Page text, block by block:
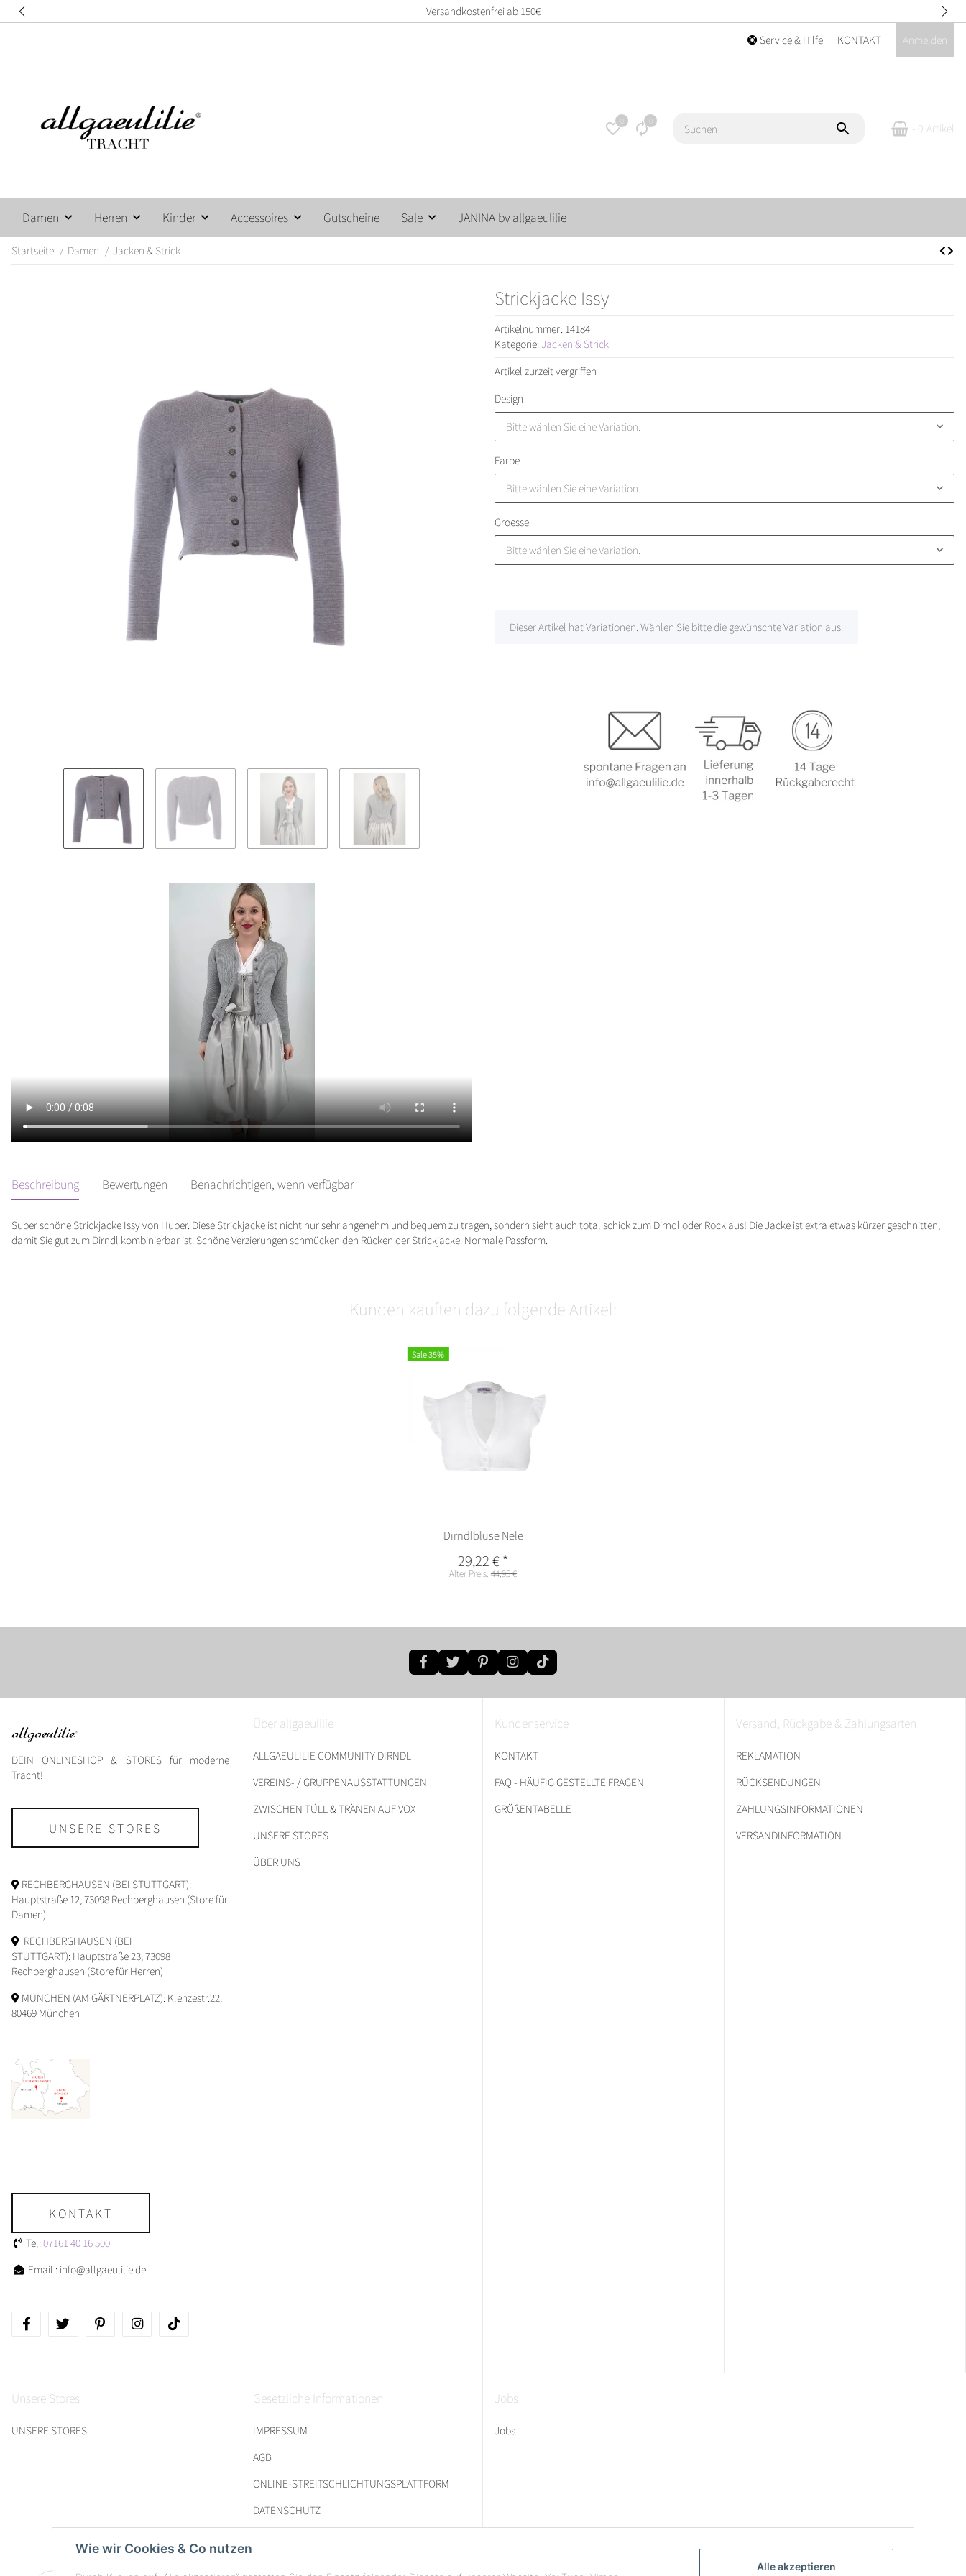
14 Tage unkompliziertes Rückgaberecht
Service & Hilfe
KONTAKT Anmelden
- 0 Artikel
Damen Herren Kinder Accessoires Gutscheine Sale JANINA by allgaeulilie
Startseite Damen Jacken & Strick
Strickjacke Issy
Artikelnummer: 14184
Kategorie: Jacken & Strick
Artikel zurzeit vergriffen
Design
Bitte wählen Sie eine Variation.
Farbe
Bitte wählen Sie eine Variation.
Groesse
Bitte wählen Sie eine Variation.
xDieser Artikel hat Variationen. Wählen Sie bitte die gewünschte Variation aus.
Beschreibung Bewertungen Benachrichtigen, wenn verfügbar
Super schöne Strickjacke Issy von Huber. Diese Strickjacke ist nicht nur sehr angenehm und bequem zu tragen, sondern sieht auch total schick zum Dirndl oder Rock aus! Die Jacke ist extra etwas kürzer geschnitten,
damit Sie gut zum Dirndl kombinierbar ist. Schöne Verzierungen schmücken den Rücken der Strickjacke. Normale Passform.
Kunden kauften dazu folgende Artikel:
Sale 35%
Dirndlbluse Nele
29,22 €*
Alter Preis: 44,95 €
DEIN ONLINESHOP & STORES für moderne
Tracht!
UNSERE STORES
RECHBERGHAUSEN (BEI STUTTGART):
Hauptstraße 12, 73098 Rechberghausen (Store für
Damen)
RECHBERGHAUSEN (BEI
STUTTGART): Hauptstraße 23, 73098
Rechberghausen (Store für Herren)
MÜNCHEN (AM GÄRTNERPLATZ): Klenzestr.22,
80469 München
KONTAKT
Tel: 07161 40 16 500
Email : info@allgaeulilie.de
Über allgaeulilie
ALLGAEULILIE COMMUNITY DIRNDL
VEREINS- / GRUPPENAUSSTATTUNGEN
ZWISCHEN TÜLL & TRÄNEN AUF VOX
UNSERE STORES
ÜBER UNS
Kundenservice
KONTAKT
FAQ - HÄUFIG GESTELLTE FRAGEN
GRÖßENTABELLE
Versand, Rückgabe & Zahlungsarten
REKLAMATION
RÜCKSENDUNGEN
ZAHLUNGSINFORMATIONEN
VERSANDINFORMATION
Unsere Stores
UNSERE STORES
Gesetzliche Informationen
IMPRESSUM
AGB
ONLINE-STREITSCHLICHTUNGSPLATTFORM
DATENSCHUTZ
Jobs
Jobs
Wie wir Cookies & Co nutzen
Alle akzeptieren